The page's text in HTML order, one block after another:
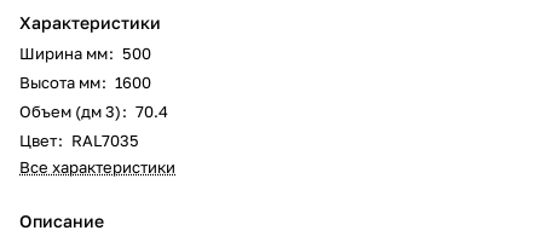
Характеристики
Ширина мм: 500
Высота мм: 1600
Объем (дм 3): 70.4
Цвет: RAL7035
Все характеристики
Описание